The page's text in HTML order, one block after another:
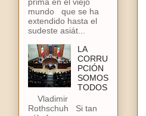
prima en el viejo
mundo que se ha
extendido hasta el
sudeste asiát...
LA
CORRU
PCIÓN
SOMOS
TODOS
Vladimir
Rothschuh Si tan